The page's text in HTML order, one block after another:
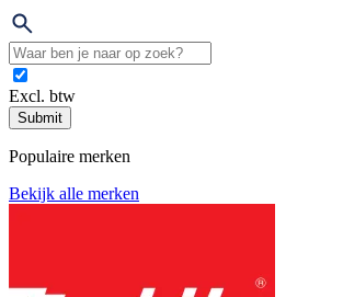
Excl. btw
Submit
Populaire merken
Bekijk alle merken